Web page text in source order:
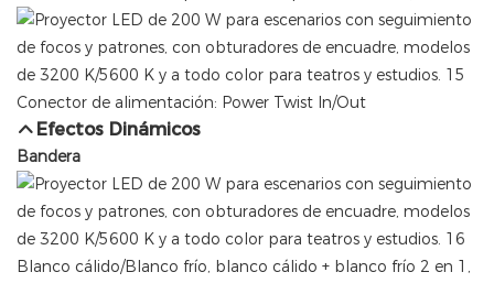
Conector de alimentación: Power Twist In/Out
Efectos Dinámicos
Bandera
Blanco cálido/Blanco frío, blanco cálido + blanco frío 2 en 1,